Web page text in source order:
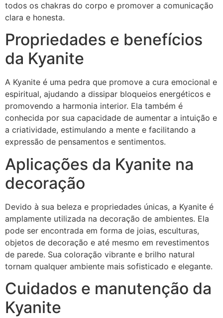
todos os chakras do corpo e promover a comunicação
clara e honesta.
Propriedades e benefícios
da Kyanite
A Kyanite é uma pedra que promove a cura emocional e
espiritual, ajudando a dissipar bloqueios energéticos e
promovendo a harmonia interior. Ela também é
conhecida por sua capacidade de aumentar a intuição e
a criatividade, estimulando a mente e facilitando a
expressão de pensamentos e sentimentos.
Aplicações da Kyanite na
decoração
Devido à sua beleza e propriedades únicas, a Kyanite é
amplamente utilizada na decoração de ambientes. Ela
pode ser encontrada em forma de joias, esculturas,
objetos de decoração e até mesmo em revestimentos
de parede. Sua coloração vibrante e brilho natural
tornam qualquer ambiente mais sofisticado e elegante.
Cuidados e manutenção da
Kyanite